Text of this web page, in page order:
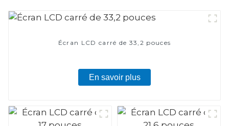
Écran LCD carré de 33,2 pouces
En savoir plus